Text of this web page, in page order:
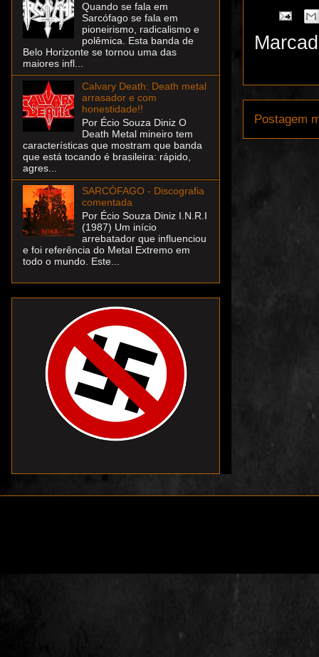
Postagem
Quando se fala em
Sarcófago se fala em
pioneirismo, radicalismo e
polêmica. Esta banda de
Belo Horizonte se tornou uma das
maiores infl...
Calvary Death: Death metal
arrasador e com
honestidade!!
Por Écio Souza Diniz O
Death Metal mineiro tem
características que mostram que banda
que está tocando é brasileira: rápido,
agres...
SARCÓFAGO - Discografia
comentada
Por Écio Souza Diniz I.N.R.I
(1987) Um início
arrebatador que influenciou
e foi referência do Metal Extremo em
todo o mundo. Este...